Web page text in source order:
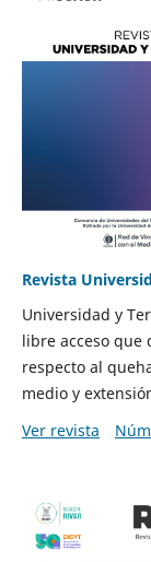
Revista
Universidad y
libre acceso que
respecto al
medio y
Ver revista